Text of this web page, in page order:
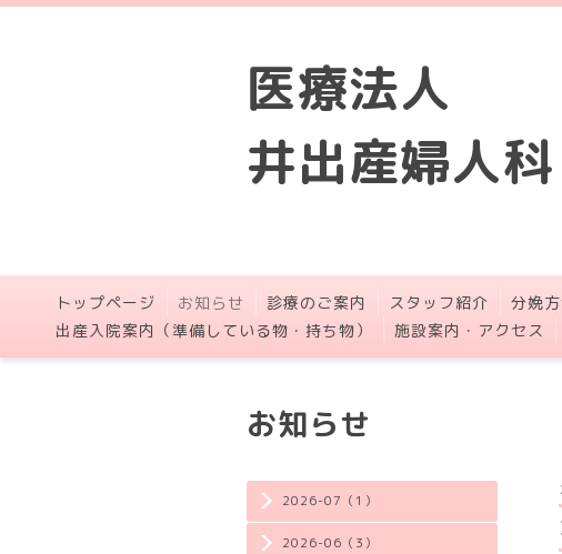
医療法人
井出産婦人科
トップページ お知らせ 診療のご案内 スタッフ紹介 分娩
出産入院案内（準備している物・持ち物）
施設案内・アクセス
2026-07（1）
2026-06（3）
お知らせ